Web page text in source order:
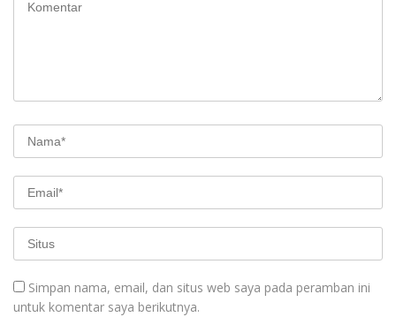
Simpan nama, email, dan situs web saya pada peramban ini
untuk komentar saya berikutnya.